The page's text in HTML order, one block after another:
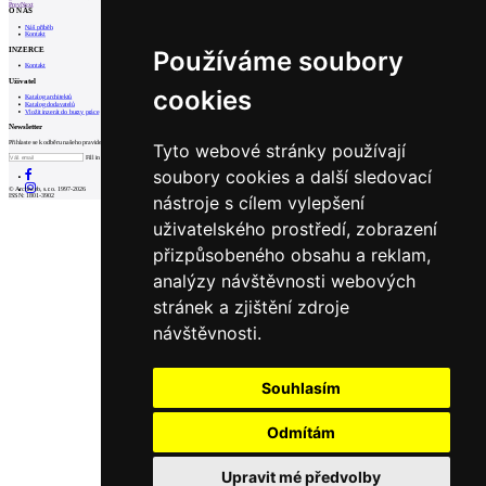
Používáme soubory
cookies
Tyto webové stránky používají
soubory cookies a další sledovací
nástroje s cílem vylepšení
uživatelského prostředí, zobrazení
přizpůsobeného obsahu a reklam,
analýzy návštěvnosti webových
stránek a zjištění zdroje
návštěvnosti.
Souhlasím
Odmítám
Upravit mé předvolby
PrevNext
O NÁS
Náš příběh
Kontakt
INZERCE
Kontakt
Uživatel
Katalog architektů
Katalog dodavatelů
Vložit inzerát do burzy práce
Newsletter
Přihlaste se k odběru našeho pravidelného týdenního newsletteru:
Fill in „nospam“
© Archiweb, s.r.o. 1997-2026
ISSN: 1801-3902